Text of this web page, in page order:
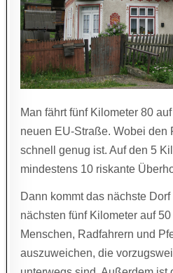
Man fährt fünf Kilometer 80
neuen EU-Straße. Wobei den
schnell genug ist. Auf den 5
mindestens 10 riskante
Dann kommt das nächste
nächsten fünf Kilometer auf
Menschen, Radfahrern und
auszuweichen, die